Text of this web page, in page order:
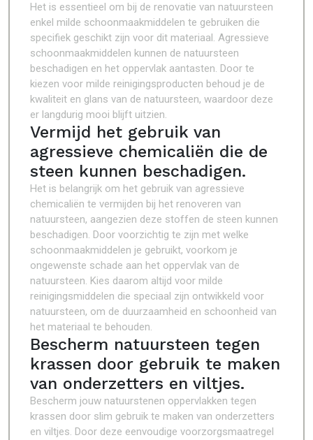
Het is essentieel om bij de renovatie van natuursteen
enkel milde schoonmaakmiddelen te gebruiken die
specifiek geschikt zijn voor dit materiaal. Agressieve
schoonmaakmiddelen kunnen de natuursteen
beschadigen en het oppervlak aantasten. Door te
kiezen voor milde reinigingsproducten behoud je de
kwaliteit en glans van de natuursteen, waardoor deze
er langdurig mooi blijft uitzien.
Vermijd het gebruik van
agressieve chemicaliën die de
steen kunnen beschadigen.
Het is belangrijk om het gebruik van agressieve
chemicaliën te vermijden bij het renoveren van
natuursteen, aangezien deze stoffen de steen kunnen
beschadigen. Door voorzichtig te zijn met welke
schoonmaakmiddelen je gebruikt, voorkom je
ongewenste schade aan het oppervlak van de
natuursteen. Kies daarom altijd voor milde
reinigingsmiddelen die speciaal zijn ontwikkeld voor
natuursteen, om de duurzaamheid en schoonheid van
het materiaal te behouden.
Bescherm natuursteen tegen
krassen door gebruik te maken
van onderzetters en viltjes.
Bescherm jouw natuurstenen oppervlakken tegen
krassen door slim gebruik te maken van onderzetters
en viltjes. Door deze eenvoudige voorzorgsmaatregel